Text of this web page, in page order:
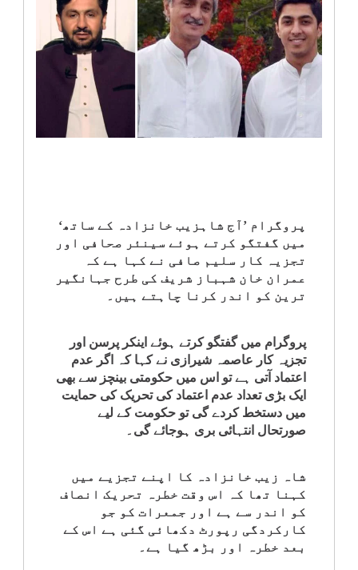
انٹرٹینمنٹ
صحت
قومی
خبریں
‎کرائم
ویڈیوز
قومی
کلام
سپلیمنٹس
پروگرام ’آج شاہزیب خانزادہ کے ساتھ‘
میں گفتگو کرتے ہوئے سینئر صحافی اور
تجزیہ کار سلیم صافی نے کہا ہے کہ
عمران خان شہباز شریف کی طرح جہانگیر
ترین کو اندر کرنا چاہتے ہیں۔
پروگرام میں گفتگو کرتے ہوئے اینکر پرسن اور
تجزیہ کار عاصمہ شیرازی نے کہا کہ اگر عدم
اعتماد آتی ہے تو اس میں حکومتی بینچز سے بھی
ایک بڑی تعداد عدم اعتماد کی تحریک کی حمایت
میں دستخط کردے گی تو حکومت کے لیے
صورتحال انتہائی بری ہوجائے گی۔
شاہ زیب خانزادہ کا اپنے تجزیے میں
کہنا تھا کہ اس وقت خطرہ تحریک انصاف
کو اندر سے ہے اور جمعرات کو جو
کارکردگی رپورٹ دکھائی گئی ہے اس کے
بعد خطرہ اور بڑھ گیا ہے۔